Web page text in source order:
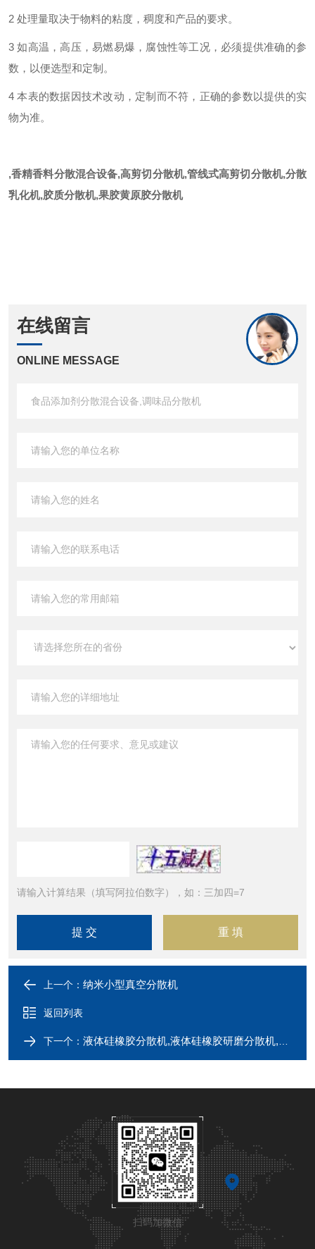
2 处理量取决于物料的粘度，稠度和产品的要求。
3 如高温，高压，易燃易爆，腐蚀性等工况，必须提供准确的参
数，以便选型和定制。
4 本表的数据因技术改动，定制而不符，正确的参数以提供的实
物为准。
,香精香料分散混合设备,高剪切分散机,管线式高剪切分散机,分散
乳化机,胶质分散机,果胶黄原胶分散机
在线留言
ONLINE MESSAGE
请输入计算结果（填写阿拉伯数字），如：三加四=7
上一个： 纳米小型真空分散机
返回列表
下一个： 液体硅橡胶分散机,液体硅橡胶研磨分散机,液体硅橡胶分散设备
扫码加微信